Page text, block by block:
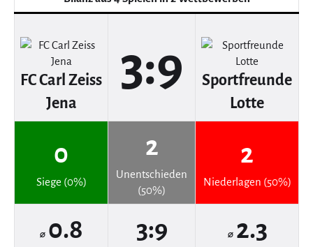
FC Carl Zeiss
Jena
3:9
Sportfreunde
Lotte
0
Siege (0%)
2
Unentschieden
(50%)
2
Niederlagen (50%)
⌀ 0.8 3:9 ⌀ 2.3